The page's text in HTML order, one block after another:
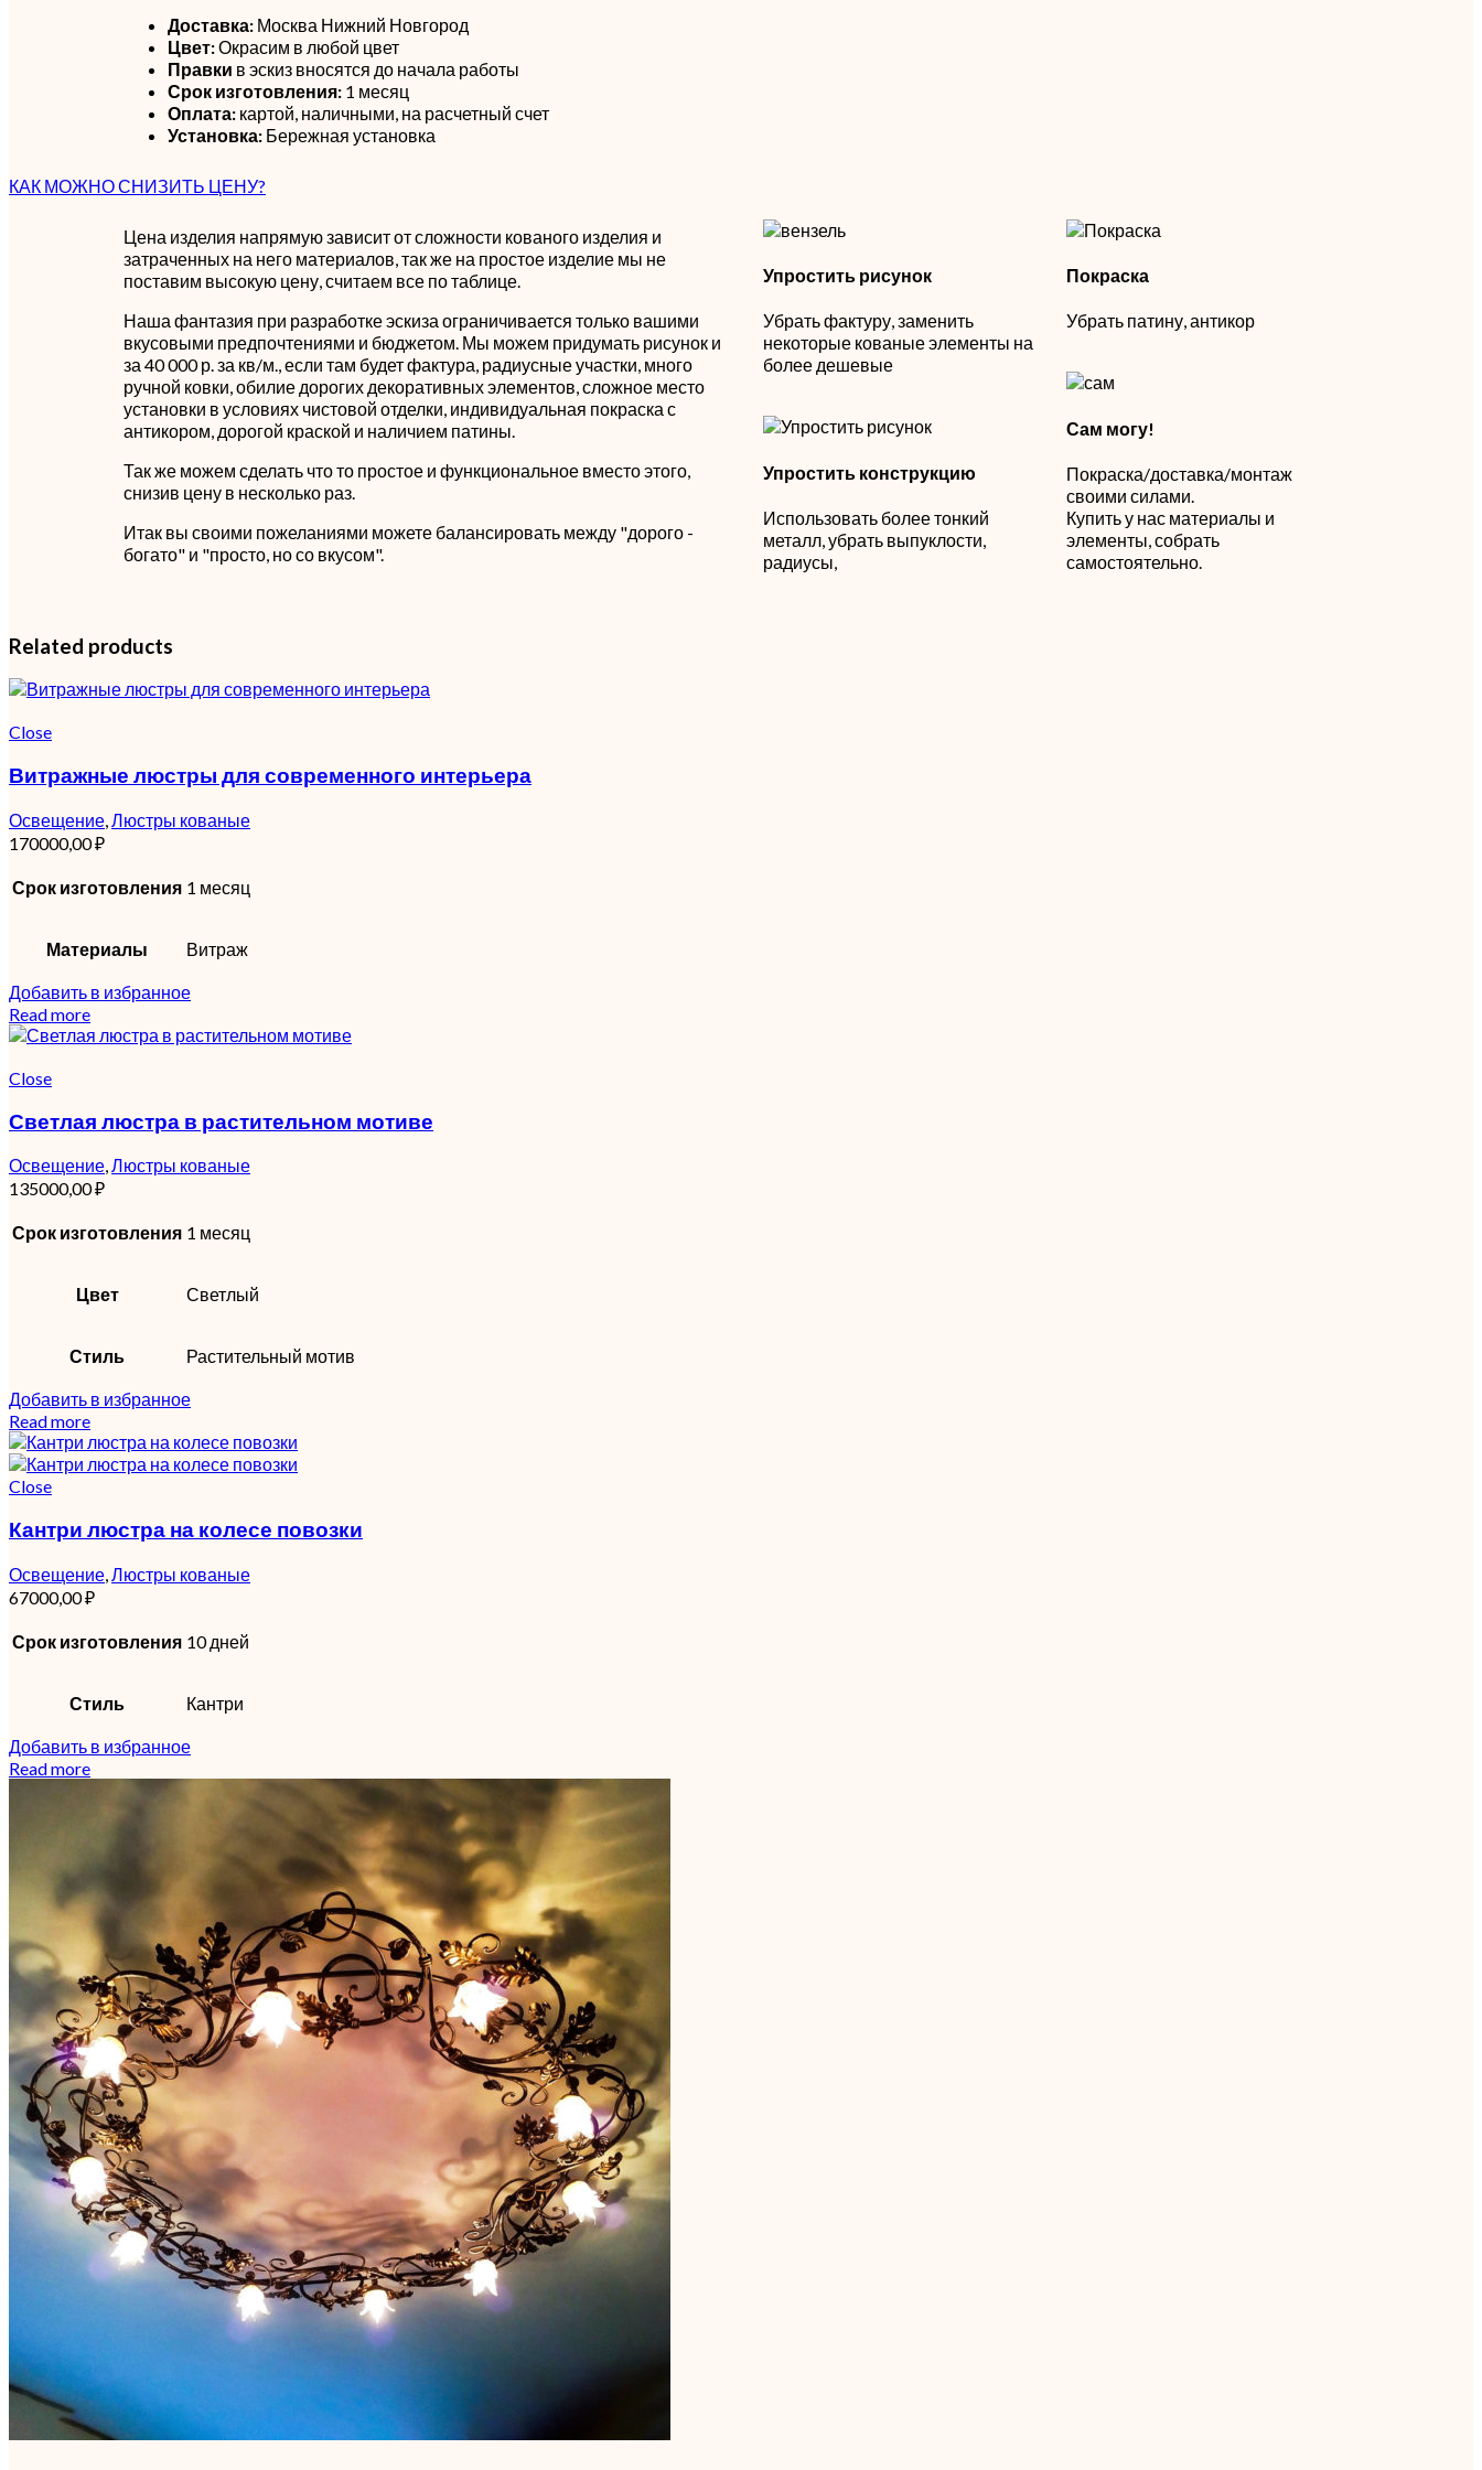
Доставка: Москва Нижний Новгород
Цвет:Окрасим в любой цвет
Правки в эскиз вносятся до начала работы
Срок изготовления: 1 месяц
Оплата: картой, наличными, на расчетный счет
Установка: Бережная установка
КАК МОЖНО СНИЗИТЬ ЦЕНУ?
Цена изделия напрямую зависит от сложности кованого изделия и
затраченных на него материалов, так же на простое изделие мы не
поставим высокую цену, считаем все по таблице.
Наша фантазия при разработке эскиза ограничивается только вашими
вкусовыми предпочтениями и бюджетом. Мы можем придумать рисунок и
за 40 000 р. за кв/м., если там будет фактура, радиусные участки, много
ручной ковки, обилие дорогих декоративных элементов, сложное место
установки в условиях чистовой отделки, индивидуальная покраска с
антикором, дорогой краской и наличием патины.
Так же можем сделать что то простое и функциональное вместо этого,
снизив цену в несколько раз.
Итак вы своими пожеланиями можете балансировать между "дорого -
богато" и "просто, но со вкусом".
Упростить рисунок
Убрать фактуру, заменить
некоторые кованые элементы на
более дешевые
Упростить конструкцию
Использовать более тонкий
металл, убрать выпуклости,
радиусы,
Покраска
Убрать патину, антикор
Сам могу!
Покраска/доставка/монтаж
своими силами.
Купить у нас материалы и
элементы, собрать
самостоятельно.
Related products
Close
Витражные люстры для современного интерьера
Освещение,Люстры кованые
170000,00₽
Срок изготовления 1 месяц
Материалы Витраж
Добавить в избранное
Read more
Close
Светлая люстра в растительном мотиве
Освещение,Люстры кованые
135000,00₽
Срок изготовления 1 месяц
Цвет Светлый
Стиль Растительный мотив
Добавить в избранное
Read more
Close
Кантри люстра на колесе повозки
Освещение Люстры кованые
67000,00₽
Срок изготовления 10 дней
Стиль Кантри
Добавить в избранное
Read more